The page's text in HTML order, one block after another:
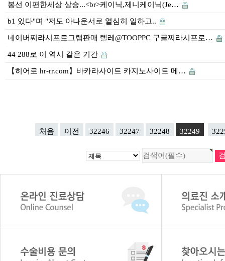
봉선 이편한세상 상승...<br>케이닉,제니케이닉(Je…
b1 있다"며 "저도 아나운서로 열심히 일하고..
네이버찌라시프로그램판매 텔레@TOOPPC 구글찌라시프로…
44 288로 이 역시 같은 기간
【히어로 hr-rr.com】바카라사이트 카지노사이트 메…
처음 이전 32246 32247 32248 32249